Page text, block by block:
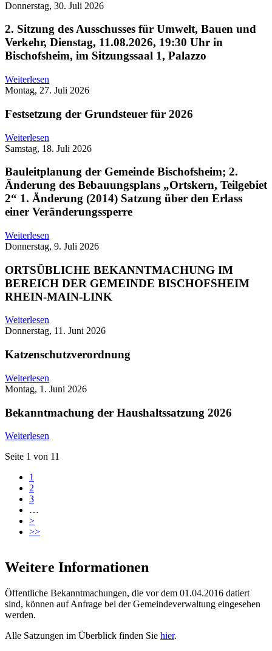
Donnerstag, 30. Juli 2026
2. Sitzung des Ausschusses für Umwelt, Bauen und
Verkehr, Dienstag, 11.08.2026, 19:30 Uhr in
Bischofsheim, im Sitzungssaal 1, Palazzo
Weiterlesen
Montag, 27. Juli 2026
Festsetzung der Grundsteuer für 2026
Weiterlesen
Samstag, 18. Juli 2026
Bauleitplanung der Gemeinde Bischofsheim; 2.
Änderung des Bebauungsplans „Ortskern, Teilgebiet
2“ 1. Änderung (2014) Satzung über den Erlass
einer Veränderungssperre
Weiterlesen
Donnerstag, 9. Juli 2026
ORTSÜBLICHE BEKANNTMACHUNG IM
BEREICH DER GEMEINDE BISCHOFSHEIM
RHEIN-MAIN-LINK
Weiterlesen
Donnerstag, 11. Juni 2026
Katzenschutzverordnung
Weiterlesen
Montag, 1. Juni 2026
Bekanntmachung der Haushaltssatzung 2026
Weiterlesen
Seite 1 von 11
1
2
3
…
>
>>
Weitere Informationen
Öffentliche Bekanntmachungen, die vor dem 01.04.2016 datiert
sind, können auf Anfrage bei der Gemeindeverwaltung eingesehen
werden.
Alle Satzungen im Überblick finden Sie hier.